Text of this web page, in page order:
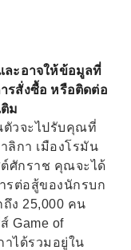
ะอาจให้ข้อมูลที่
รสั่งซื้อ หรือติดต่อ
ม
ตัวจะไปรับคุณที่
ลิกา เมืองโรมัน
ศักราช คุณจะได้
รต่อสู้ของนักรบก
ง 25,000 คน
Game of
าได้รวมอยู่ใน